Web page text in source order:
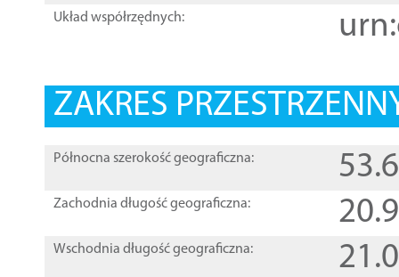
Układ współrzędnych:
ZAKRES
Północna szerokość geograficzna:
Zachodnia długość geograficzna:
Wschodnia długość geograficzna: